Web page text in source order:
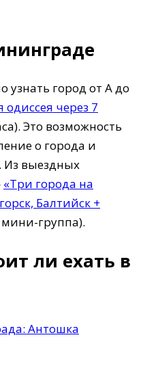
узнать город от А до
через 7
Это возможность
о города и
Из выездных
«Три города на
Балтийск +
мини-группа).
ли ехать в